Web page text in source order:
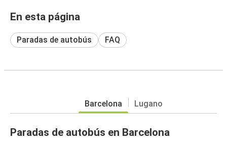
En esta página
Paradas de autobús FAQ
Barcelona Lugano
Paradas de autobús en Barcelona